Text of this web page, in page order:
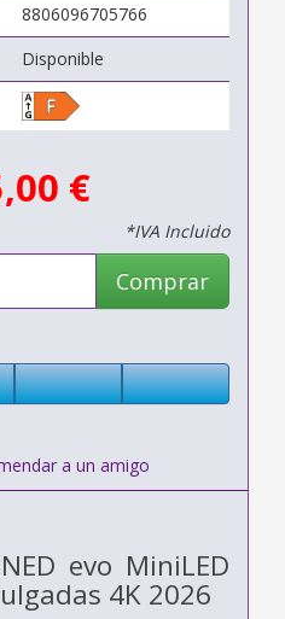
8806096705766
Disponible
€
*IVA Incluido
Comprar
a un amigo
evo MiniLED
4K 2026